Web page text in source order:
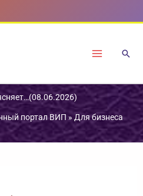
портал ВИП » Для бизнеса